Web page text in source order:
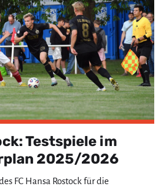
Testspiele im
2025/2026
FC Hansa Rostock für die